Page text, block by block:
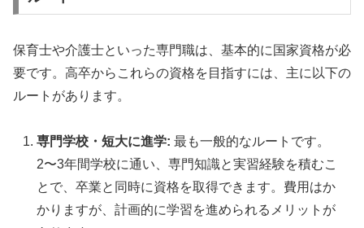
保育士や介護士といった専門職は、基本的に国家資格が必
要です。高卒からこれらの資格を目指すには、主に以下の
ルートがあります。
専門学校・短大に進学: 最も一般的なルートです。
2〜3年間学校に通い、専門知識と実習経験を積むこ
とで、卒業と同時に資格を取得できます。費用はか
かりますが、計画的に学習を進められるメリットが